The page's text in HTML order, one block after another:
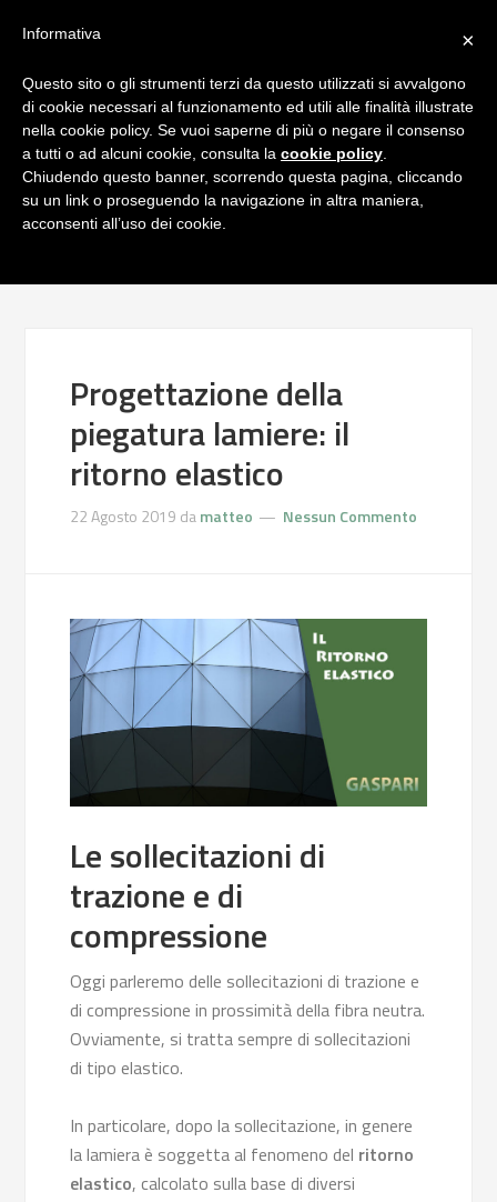
Progettazione della
piegatura lamiere: il
ritorno elastico
22 Agosto 2019 damatteo Nessun Commento
Le sollecitazioni di
trazione e di
compressione
Oggi parleremo delle sollecitazioni di trazione e
di compressione in prossimità della fibra neutra.
Ovviamente, si tratta sempre di sollecitazioni
di tipo elastico.
In particolare, dopo la sollecitazione, in genere
la lamiera è soggetta al fenomeno del ritorno
elastico, calcolato sulla base di diversi
×
Informativa
Questo sito o gli strumenti terzi da questo utilizzati si avvalgono
di cookie necessari al funzionamento ed utili alle finalità illustrate
nella cookie policy. Se vuoi saperne di più o negare il consenso
a tutti o ad alcuni cookie, consulta la cookie policy
Chiudendo questo banner, scorrendo questa pagina, cliccando
su un link o proseguendo la navigazione in altra maniera,
acconsenti all’uso dei cookie.